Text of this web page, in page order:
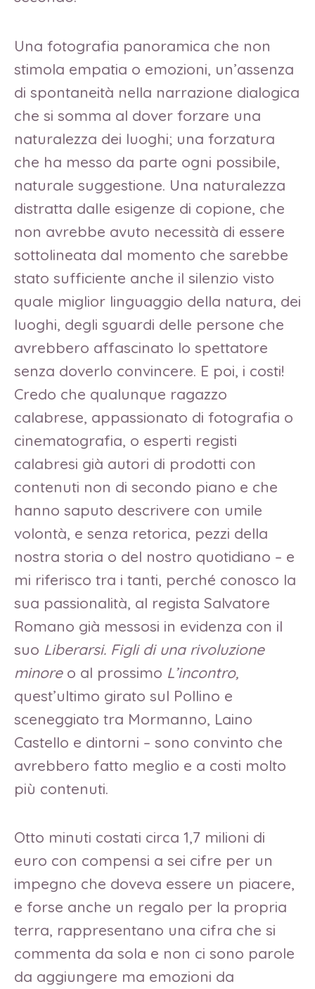
Una fotografia panoramica che non
stimola empatia o emozioni, un’assenza
di spontaneità nella narrazione dialogica
che si somma al dover forzare una
naturalezza dei luoghi; una forzatura
che ha messo da parte ogni possibile,
naturale suggestione. Una naturalezza
distratta dalle esigenze di copione, che
non avrebbe avuto necessità di essere
sottolineata dal momento che sarebbe
stato sufficiente anche il silenzio visto
quale miglior linguaggio della natura, dei
luoghi, degli sguardi delle persone che
avrebbero affascinato lo spettatore
senza doverlo convincere. E poi, i costi!
Credo che qualunque ragazzo
calabrese, appassionato di fotografia o
cinematografia, o esperti registi
calabresi già autori di prodotti con
contenuti non di secondo piano e che
hanno saputo descrivere con umile
volontà, e senza retorica, pezzi della
nostra storia o del nostro quotidiano – e
mi riferisco tra i tanti, perché conosco la
sua passionalità, al regista Salvatore
Romano già messosi in evidenza con il
suo Liberarsi. Figli di una rivoluzione
minoreo al prossimo L’incontro,
quest’ultimo girato sul Pollino e
sceneggiato tra Mormanno, Laino
Castello e dintorni – sono convinto che
avrebbero fatto meglio e a costi molto
più contenuti.
Otto minuti costati circa 1,7 milioni di
euro con compensi a sei cifre per un
impegno che doveva essere un piacere,
e forse anche un regalo per la propria
terra, rappresentano una cifra che si
commenta da sola e non ci sono parole
da aggiungere ma emozioni da